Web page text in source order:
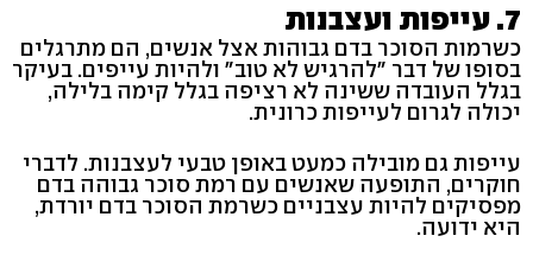
7. עייפות ועצבנות
כשרמות הסוכר בדם גבוהות אצל אנשים, הם מתרגלים
בסופו של דבר "להרגיש לא טוב" ולהיות עייפים. בעיקר
בגלל העובדה ששינה לא רציפה בגלל קימה בלילה,
יכולה לגרום לעייפות כרונית.
עייפות גם מובילה כמעט באופן טבעי לעצבנות. לדברי
חוקרים, התופעה שאנשים עם רמת סוכר גבוהה בדם
מפסיקים להיות עצבניים כשרמת הסוכר בדם יורדת,
היא ידועה.